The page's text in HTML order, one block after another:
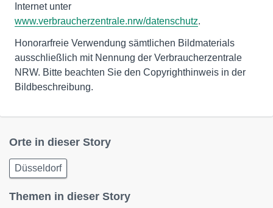
Internet unter
www.verbraucherzentrale.nrw/datenschutz.
Honorarfreie Verwendung sämtlichen Bildmaterials
ausschließlich mit Nennung der Verbraucherzentrale
NRW. Bitte beachten Sie den Copyrighthinweis in der
Bildbeschreibung.
Orte in dieser Story
Düsseldorf
Themen in dieser Story